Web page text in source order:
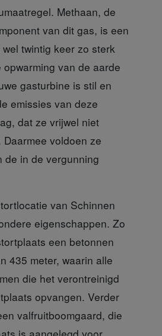
Methaan, de
van dit gas, is een
twintig keer zo sterk
van de aarde
gasturbine is stil en
emissies van deze
dat ze vrijwel niet
voldoen ze
de in de vergunning
van Schinnen
eigenschappen. Zo
een betonnen
435 meter, waarin alle
die het verontreinigd
opvangen. Verder
valfruitboomgaard, die